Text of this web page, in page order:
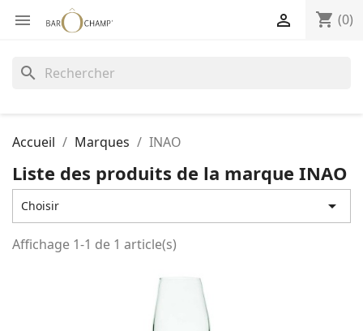
 shopping_cart (0)

search
Accueil Marques INAO
Liste des produits de la marque INAO
Choisir 
Affichage 1-1 de 1 article(s)